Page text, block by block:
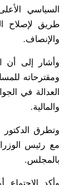
السياسي
طريق لإصلاح
والإنصاف.
وأشار إلى
ومقترحاته
العدالة في
والمالية.
وتطرق الدكتور
مع رئيس
بالمجلس.
وأكد